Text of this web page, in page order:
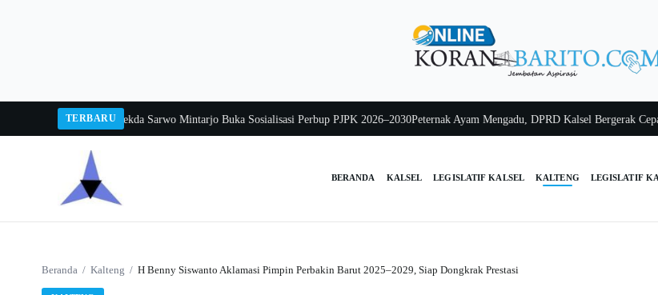
TERBARU
Balang 2026Pj Sekda Sarwo Mintarjo Buka Sosialisasi Perbup PJPK 2026–2030Peternak Ayam Mengadu, DPRD Kalsel Bergerak Cepat
BERANDA KALSEL LEGISLATIF KALSEL KALTENG LEGISLATIF
Beranda / Kalteng / H Benny Siswanto Aklamasi Pimpin Perbakin Barut 2025–2029, Siap Dongkrak Prestasi